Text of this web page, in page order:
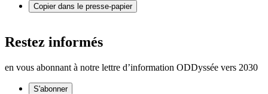
Copier dans le presse-papier
Restez informés
en vous abonnant à notre lettre d’information ODDyssée vers 2030
S'abonner